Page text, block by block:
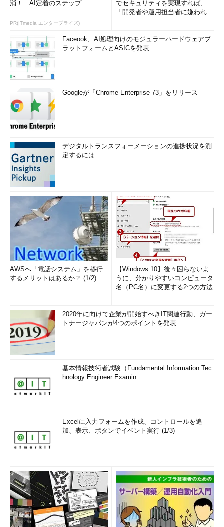
消！ AI定着のステップ
PR(ITmedia エンタープライズ)
でセキュリティを実現すれば、
「開発者や運用担当者に嫌われな
Faceook、AI処理向けのモジュラーハードウェアプ
ラットフォームとASICを発表
Googleが「Chrome Enterprise 73」をリリース
デジタルトランスフォーメーションの進捗状況を測
定するには
AWSへ「電話システム」を移行
するメリットはあるか？ (1/2)
【Windows 10】後々困らないよ
うに、分かりやすいコンピュータ
名（PC名）に変更する2つの方法
2020年に向けて企業が開始すべきIT関連行動、ガー
トナージャパンが4つのポイントを発表
基本情報技術者試験（Fundamental Information Tec
hnology Engineer Examin...
Excelに入力フォームを作成、コントロールを追
加、表示、ボタンでイベント実行 (1/3)